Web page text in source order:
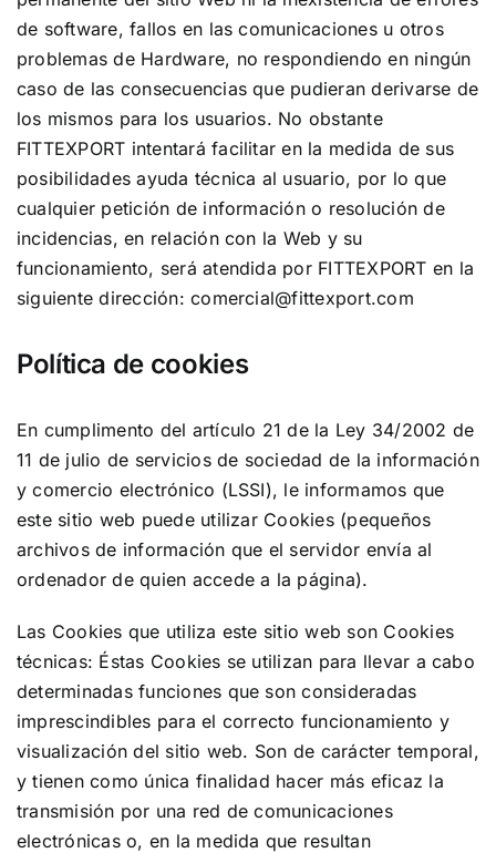
de software, fallos en las comunicaciones u otros
problemas de Hardware, no respondiendo en ningún
caso de las consecuencias que pudieran derivarse de
los mismos para los usuarios. No obstante
FITTEXPORT intentará facilitar en la medida de sus
posibilidades ayuda técnica al usuario, por lo que
cualquier petición de información o resolución de
incidencias, en relación con la Web y su
funcionamiento, será atendida por FITTEXPORT en la
siguiente dirección:comercial@fittexport.com
Política de cookies
En cumplimento del artículo 21 de la Ley 34/2002 de
11 de julio de servicios de sociedad de la información
y comercio electrónico (LSSI), le informamos que
este sitio web puede utilizar Cookies (pequeños
archivos de información que el servidor envía al
ordenador de quien accede a la página).
Las Cookies que utiliza este sitio web son Cookies
técnicas: Éstas Cookies se utilizan para llevar a cabo
determinadas funciones que son consideradas
imprescindibles para el correcto funcionamiento y
visualización del sitio web. Son de carácter temporal,
y tienen como única finalidad hacer más eficaz la
transmisión por una red de comunicaciones
electrónicas o, en la medida que resultan